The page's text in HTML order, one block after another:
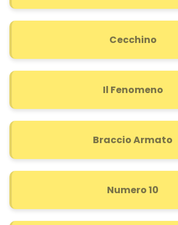
Cecchino
Il Fenomeno
Braccio Armato
Numero 10